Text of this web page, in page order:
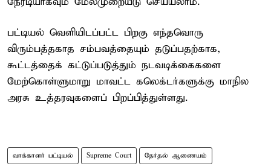
பட்டியல் வெளியிடப்பட்ட பிறகு எந்தவொரு
விரும்பத்தகாத சம்பவத்தையும் தடுப்பதற்காக,
கூட்டத்தைக் கட்டுப்படுத்தும் நடவடிக்கைகளை
மேற்கொள்ளுமாறு மாவட்ட கலெக்டர்களுக்கு மாநில
அரசு உத்தரவுகளைப் பிறப்பித்துள்ளது.
வாக்காளர் பட்டியல் Supreme Court தேர்தல் ஆணையம்